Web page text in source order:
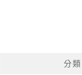
分類